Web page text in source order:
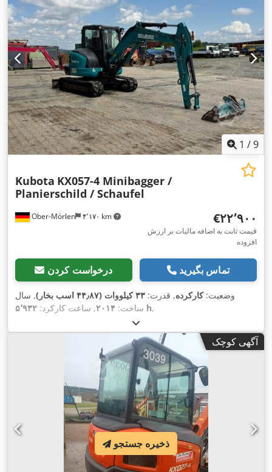
1 /9
Ober-Mörlen ۴٬۱۷۰ km
Kubota KX057-4 Minibagger /
Planierschild / Schaufel
‎€۲۲٬۹۰۰
قیمت ثابت به اضافه مالیات بر ارزش
افزوده
درخواست کردن تماس بگیرید
وضعیت:کارکرده, قدرت: ۳۳ کیلووات (۴۴٫۸۷ اسب بخار)
, سال
ساخت: ۲۰۱۴, ساعت کارکرد: ۵٬۹۳۲ h,
آگهی کوچک
ذخیره جستجو